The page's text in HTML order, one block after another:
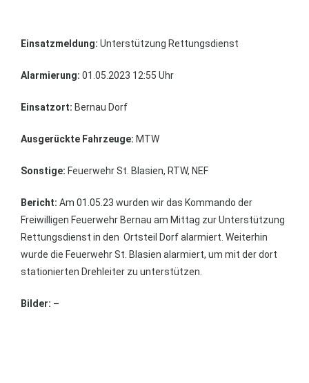
Einsatzmeldung: Unterstützung Rettungsdienst
Alarmierung: 01.05.2023 12:55 Uhr
Einsatzort: Bernau Dorf
Ausgerückte Fahrzeuge: MTW
Sonstige: Feuerwehr St. Blasien, RTW, NEF
Bericht: Am 01.05.23 wurden wir das Kommando der
Freiwilligen Feuerwehr Bernau am Mittag zur Unterstützung
Rettungsdienst in den Ortsteil Dorf alarmiert. Weiterhin
wurde die Feuerwehr St. Blasien alarmiert, um mit der dort
stationierten Drehleiter zu unterstützen.
Bilder: –